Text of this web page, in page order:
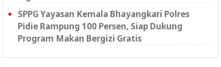
SPPG Yayasan Kemala Bhayangkari Polres
Pidie Rampung 100 Persen, Siap Dukung
Program Makan Bergizi Gratis